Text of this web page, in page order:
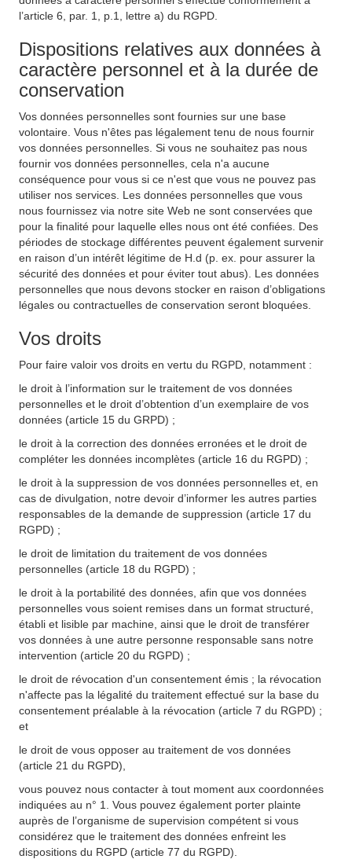
l’article 6, par. 1, p.1, lettre a) du RGPD.
Dispositions relatives aux données à
caractère personnel et à la durée de
conservation
Vos données personnelles sont fournies sur une base
volontaire. Vous n'êtes pas légalement tenu de nous fournir
vos données personnelles. Si vous ne souhaitez pas nous
fournir vos données personnelles, cela n'a aucune
conséquence pour vous si ce n'est que vous ne pouvez pas
utiliser nos services. Les données personnelles que vous
nous fournissez via notre site Web ne sont conservées que
pour la finalité pour laquelle elles nous ont été confiées. Des
périodes de stockage différentes peuvent également survenir
en raison d’un intérêt légitime de H.d (p. ex. pour assurer la
sécurité des données et pour éviter tout abus). Les données
personnelles que nous devons stocker en raison d’obligations
légales ou contractuelles de conservation seront bloquées.
Vos droits
Pour faire valoir vos droits en vertu du RGPD, notamment :
le droit à l’information sur le traitement de vos données
personnelles et le droit d’obtention d’un exemplaire de vos
données (article 15 du GRPD) ;
le droit à la correction des données erronées et le droit de
compléter les données incomplètes (article 16 du RGPD) ;
le droit à la suppression de vos données personnelles et, en
cas de divulgation, notre devoir d’informer les autres parties
responsables de la demande de suppression (article 17 du
RGPD) ;
le droit de limitation du traitement de vos données
personnelles (article 18 du RGPD) ;
le droit à la portabilité des données, afin que vos données
personnelles vous soient remises dans un format structuré,
établi et lisible par machine, ainsi que le droit de transférer
vos données à une autre personne responsable sans notre
intervention (article 20 du RGPD) ;
le droit de révocation d'un consentement émis ; la révocation
n'affecte pas la légalité du traitement effectué sur la base du
consentement préalable à la révocation (article 7 du RGPD) ;
et
le droit de vous opposer au traitement de vos données
(article 21 du RGPD),
vous pouvez nous contacter à tout moment aux coordonnées
indiquées au n° 1. Vous pouvez également porter plainte
auprès de l’organisme de supervision compétent si vous
considérez que le traitement des données enfreint les
dispositions du RGPD (article 77 du RGPD).